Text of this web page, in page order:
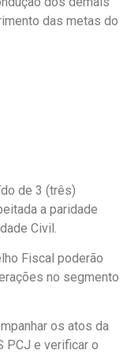
das metas do
de 3 (três)
a paridade
Civil.
Fiscal poderão
no segmento
os atos da
PCJ e verificar o